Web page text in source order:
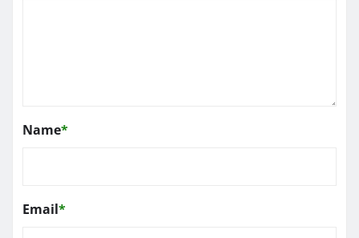
Name*
Email*